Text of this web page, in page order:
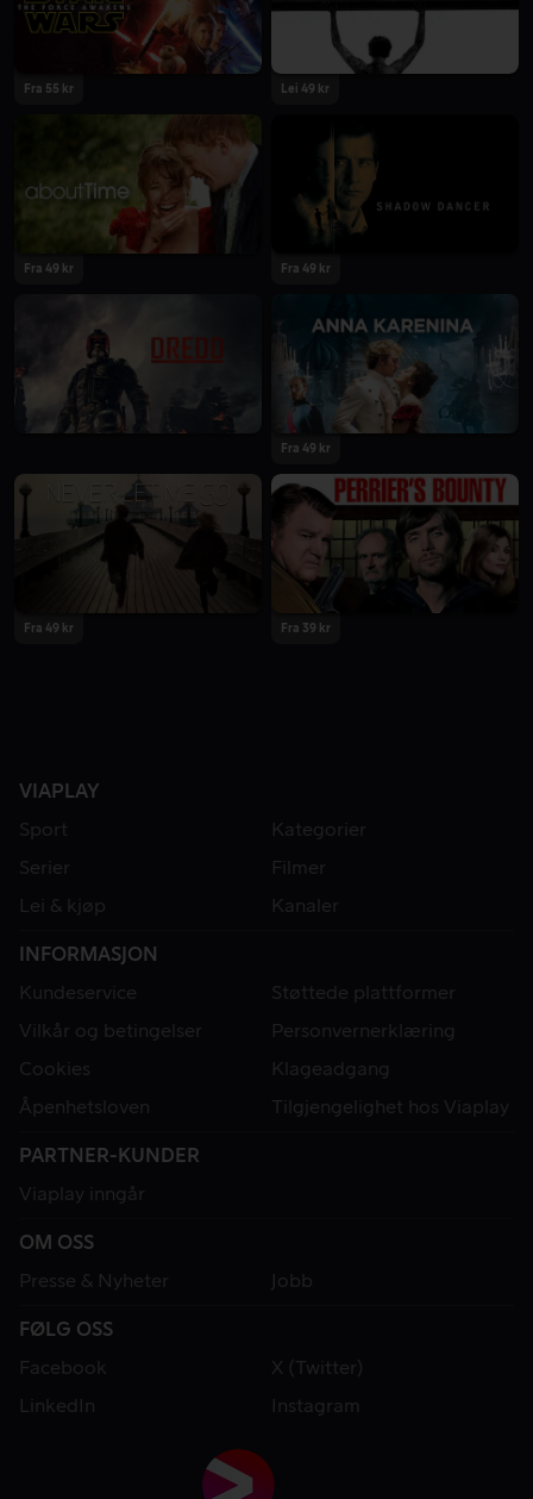
Fra 55 kr Lei 49 kr
Fra 49 kr Fra 49 kr
Fra 49 kr
Fra 49 kr Fra 39 kr
VIAPLAY
Sport
Kategorier
Serier
Filmer
Lei & kjøp
Kanaler
INFORMASJON
Kundeservice
Støttede plattformer
Vilkår og betingelser
Personvernerklæring
Cookies
Klageadgang
Åpenhetsloven
Tilgjengelighet hos Viaplay
PARTNER-KUNDER
Viaplay inngår
OM OSS
Presse & Nyheter
Jobb
FØLG OSS
Facebook
X (Twitter)
LinkedIn
Instagram